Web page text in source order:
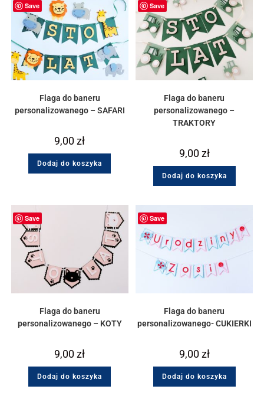
Save
Flaga do baneru
personalizowanego – SAFARI
9,00zł
Dodaj do koszyka
Save
Flaga do baneru
personalizowanego –
TRAKTORY
9,00zł
Dodaj do koszyka
Save
Flaga do baneru
personalizowanego – KOTY
9,00zł
Dodaj do koszyka
Save
Flaga do baneru
personalizowanego- CUKIERKI
9,00zł
Dodaj do koszyka